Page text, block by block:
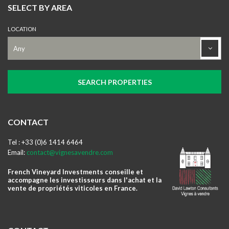
SELECT BY AREA
LOCATION
CONTACT
Tel : +33 (0)6 1414 6464
Email: contact@vignesavendre.com
French Vineyard Investments conseille et
accompagne les investisseurs dans l'achat et la
vente de propriétés viticoles en France.